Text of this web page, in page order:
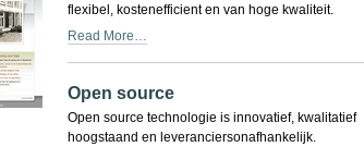
flexibel, kostenefficient en van hoge kwaliteit.
Read More…
Open source
Open source technologie is innovatief, kwalitatief
hoogstaand en leveranciersonafhankelijk.